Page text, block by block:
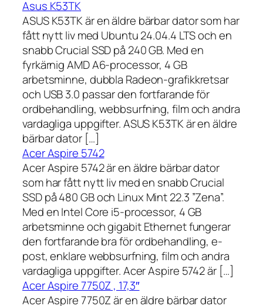
Asus K53TK
ASUS K53TK är en äldre bärbar dator som har
fått nytt liv med Ubuntu 24.04.4 LTS och en
snabb Crucial SSD på 240 GB. Med en
fyrkärnig AMD A6-processor, 4 GB
arbetsminne, dubbla Radeon-grafikkretsar
och USB 3.0 passar den fortfarande för
ordbehandling, webbsurfning, film och andra
vardagliga uppgifter. ASUS K53TK är en äldre
bärbar dator […]
Acer Aspire 5742
Acer Aspire 5742 är en äldre bärbar dator
som har fått nytt liv med en snabb Crucial
SSD på 480 GB och Linux Mint 22.3 ”Zena”.
Med en Intel Core i5-processor, 4 GB
arbetsminne och gigabit Ethernet fungerar
den fortfarande bra för ordbehandling, e-
post, enklare webbsurfning, film och andra
vardagliga uppgifter. Acer Aspire 5742 är […]
Acer Aspire 7750Z , 17,3″
Acer Aspire 7750Z är en äldre bärbar dator